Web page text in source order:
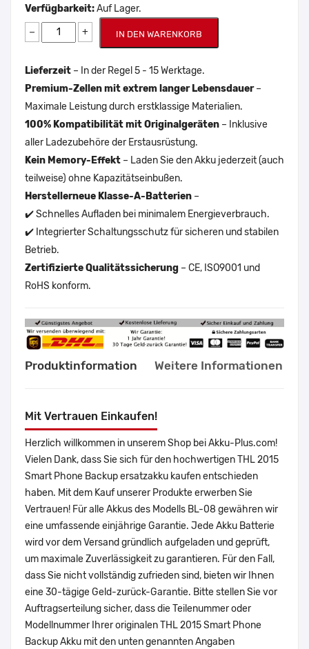
Verfügbarkeit:Auf Lager.
− + IN DEN WARENKORB
Lieferzeit – In der Regel 5 - 15 Werktage.
Premium-Zellen mit extrem langer Lebensdauer–
Maximale Leistung durch erstklassige Materialien.
100% Kompatibilität mit Originalgeräten – Inklusive
aller Ladezubehöre der Erstausrüstung.
Kein Memory-Effekt – Laden Sie den Akku jederzeit (auch
teilweise) ohne Kapazitätseinbußen.
Herstellerneue Klasse-A-Batterien –
✔️ Schnelles Aufladen bei minimalem Energieverbrauch.
✔️ Integrierter Schaltungsschutz für sicheren und stabilen
Betrieb.
Zertifizierte Qualitätssicherung – CE, ISO9001 und
RoHS konform.
Produktinformation Weitere Informationen
Mit Vertrauen Einkaufen!
Herzlich willkommen in unserem Shop bei Akku-Plus.com!
Vielen Dank, dass Sie sich für den hochwertigen THL 2015
Smart Phone Backup ersatzakku kaufen entschieden
haben. Mit dem Kauf unserer Produkte erwerben Sie
Vertrauen! Für alle Akkus des Modells BL-08 gewähren wir
eine umfassende einjährige Garantie. Jede Akku Batterie
wird vor dem Versand gründlich aufgeladen und geprüft,
um maximale Zuverlässigkeit zu garantieren. Für den Fall,
dass Sie nicht vollständig zufrieden sind, bieten wir Ihnen
eine 30-tägige Geld-zurück-Garantie. Bitte stellen Sie vor
Auftragserteilung sicher, dass die Teilenummer oder
Modellnummer Ihrer originalen THL 2015 Smart Phone
Backup Akku mit den unten genannten Angaben